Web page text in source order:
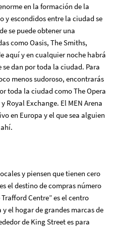
en la formación de la
y escondidos entre la ciudad se
se puede obtener una
como Oasis, The Smiths,
aquí y en cualquier noche habrá
dan por toda la ciudad. Para
menos sudoroso, encontrarás
toda la ciudad como The Opera
Royal Exchange. El MEN Arena
en Europa y el que sea alguien
y piensen que tienen cero
el destino de compras número
Trafford Centre” es el centro
el hogar de grandes marcas de
de King Street es para